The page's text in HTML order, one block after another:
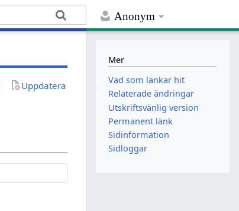
Anonym
Uppdatera
Mer
Vad som länkar hit
Relaterade ändringar
Utskriftsvänlig version
Permanent länk
Sidinformation
Sidloggar